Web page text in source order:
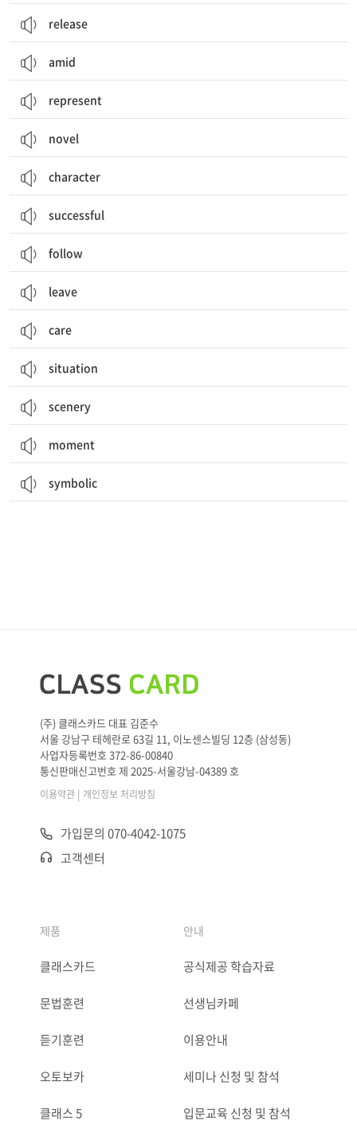
release
amid
represent
novel
character
successful
follow
leave
care
situation
scenery
moment
symbolic
(주) 클래스카드 대표 김준수
서울 강남구 테헤란로 63길 11, 이노센스빌딩 12층 (삼성동)
사업자등록번호 372-86-00840
통신판매신고번호 제 2025-서울강남-04389 호
이용약관 | 개인정보 처리방침
가입문의 070-4042-1075
고객센터
제품
클래스카드
문법훈련
듣기훈련
오토보카
클래스 5
안내
공식제공 학습자료
선생님카페
이용안내
세미나 신청 및 참석
입문교육 신청 및 참석